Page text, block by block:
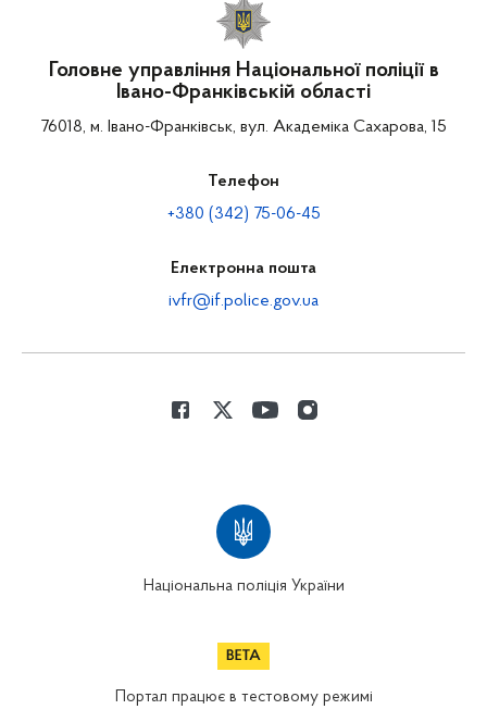
Головне управління Національної поліції в
Івано-Франківській області
76018, м. Івано-Франківськ, вул. Академіка Сахарова, 15
Телефон
+380 (342) 75-06-45
Електронна пошта
ivfr@if.police.gov.ua
Національна поліція України
Портал працює в тестовому режимі